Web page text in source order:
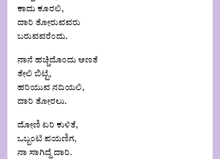
ಕಾದು ಕೂರಲಿ,
ದಾರಿ ತೋರುವವರು
ಬರುವವರೆಂದು.
ನಾನೆ ಹಚ್ಚಿದೊಂದು ಅಣತೆ
ತೇಲಿ ಬಿಟ್ಟೆ,
ಹರಿಯುವ ನದಿಯಲಿ,
ದಾರಿ ತೋರಲು.
ದೋಣಿ ಏರಿ ಕುಳಿತೆ,
ಒಬ್ಬಂಟಿ ಪಯಣಿಗ,
ನಾ ಸಾಗಿದ್ದೆ ದಾರಿ.